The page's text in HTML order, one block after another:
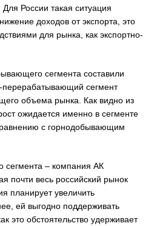
России такая ситуация
доходов от экспорта, это
для рынка, как экспортно-
сегмента составили
перерабатывающий сегмент
объема рынка. Как видно из
ожидается именно в сегменте
с горнодобывающим
сегмента – компания АК
весь российский рынок
планирует увеличить
ей выгодно поддерживать
это обстоятельство удерживает